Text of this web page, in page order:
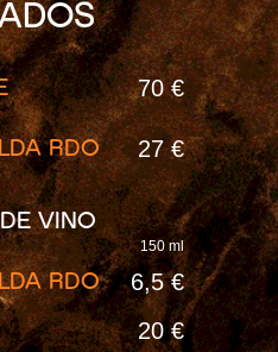
VINO
6,5 €
20 €
27 €
RDO
RDO
70 €
150 ml